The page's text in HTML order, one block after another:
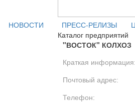
НОВОСТИ ПРЕСС-РЕЛИЗЫ
Каталог предприятий
"ВОСТОК" КОЛХОЗ
Краткая информация:
Почтовый адрес:
Телефон: